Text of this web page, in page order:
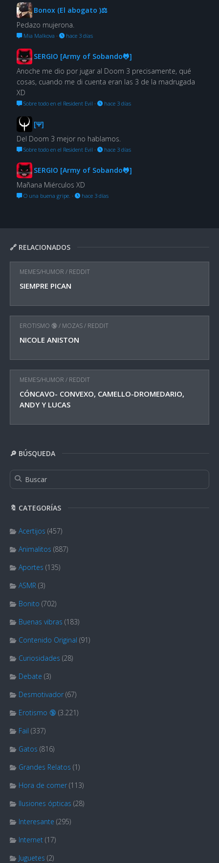
🔗 RELACIONADOS
MEMES/HUMOR / REDDIT
SIEMPRE PICAN
EROTISMO 🔞/ MOZAS/ REDDIT
NICOLE ANISTON
MEMES/HUMOR / REDDIT
CÓNCAVO- CONVEXO, CAMELLO-DROMEDARIO,
ANDY Y LUCAS
🔎 BÚSQUEDA
🔖 CATEGORÍAS
Acertijos (457)
Animalitos (887)
Aportes (135)
ASMR (3)
Bonito (702)
Buenas vibras (183)
Contenido Original (91)
Curiosidades (28)
Debate (3)
Desmotivador (67)
Erotismo 🔞 (3.221)
Fail (337)
Gatos (816)
Grandes Relatos (1)
Hora de comer (113)
Ilusiones ópticas (28)
Interesante (295)
Internet (17)
Juguetes (2)
Bonox (El abogato )⚖
Pedazo mujerona.
Mia Malkova · hace 3 días
SERGIO [Army of Sobando🐸]
Anoche me dio por jugar al Doom 3 precisamente, qué
cosas, cuando me di cuenta eran las 3 de la madrugada
XD
Sobre todo en el Resident Evil · hace 3 días
[Ψ]
Del Doom 3 mejor no hablamos.
Sobre todo en el Resident Evil · hace 3 días
SERGIO [Army of Sobando🐸]
Mañana Miérculos XD
O una buena gripe. · hace 3 días